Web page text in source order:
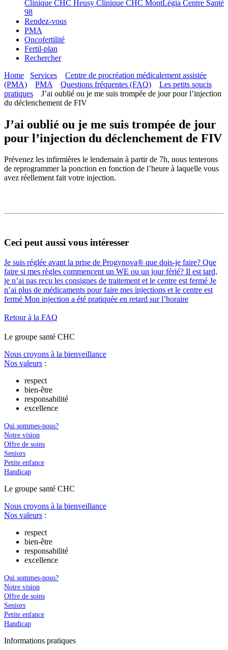
Clinique CHC Heusy Clinique CHC MontLégia Centre Santé
98
Rendez-vous
PMA
Oncofertilité
Fertil-plan
Rechercher
Home
Services
Centre de procréation médicalement assistée
(PMA)
PMA Questions fréquentes (FAQ)
Les petits soucis
pratiques
J’ai oublié ou je me suis trompée de jour pour l’injection
du déclenchement de FIV
J’ai oublié ou je me suis trompée de jour
pour l’injection du déclenchement de FIV
Prévenez les infirmières le lendemain à partir de 7h, nous tenterons
de reprogrammer la ponction en fonction de l’heure à laquelle vous
avez réellement fait votre injection.
Ceci peut aussi vous intéresser
Je suis réglée avant la prise de Progynova® que dois-je faire? Que
faire si mes règles commencent un WE ou un jour férié? Il est tard,
je n’ai pas reçu les consignes de traitement et le centre est fermé Je
n’ai plus de médicaments pour faire mes injections et le centre est
fermé Mon injection a été pratiquée en retard sur l’horaire
Retour à la FAQ
Le groupe santé CHC
Nous croyons à la bienveillance
Nos valeurs :
respect
bien-être
responsabilité
excellence
Qui sommes-nous?
Notre vision
Offre de soins
Seniors
Petite enfance
Handicap
Le groupe santé CHC
Nous croyons à la bienveillance
Nos valeurs :
respect
bien-être
responsabilité
excellence
Qui sommes-nous?
Notre vision
Offre de soins
Seniors
Petite enfance
Handicap
Informations pratiques